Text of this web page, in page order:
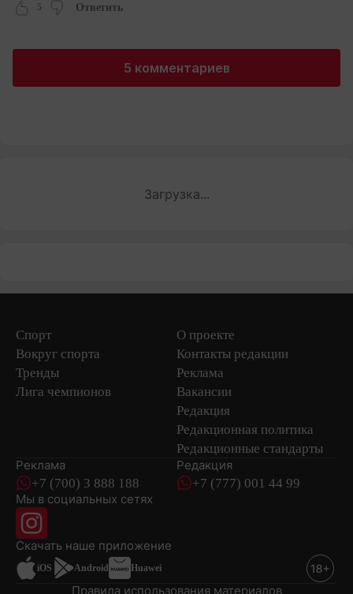
5 Ответить
5 комментариев
Загрузка...
Спорт
Вокруг спорта
Тренды
Лига чемпионов
О проекте
Контакты редакции
Реклама
Вакансии
Редакция
Редакционная политика
Редакционные стандарты
Реклама
+7 (700) 3 888 188
Редакция
+7 (777) 001 44 99
Мы в социальных сетях
Скачать наше приложениеновостей
iOS Android Huawei
Правила использования материалов